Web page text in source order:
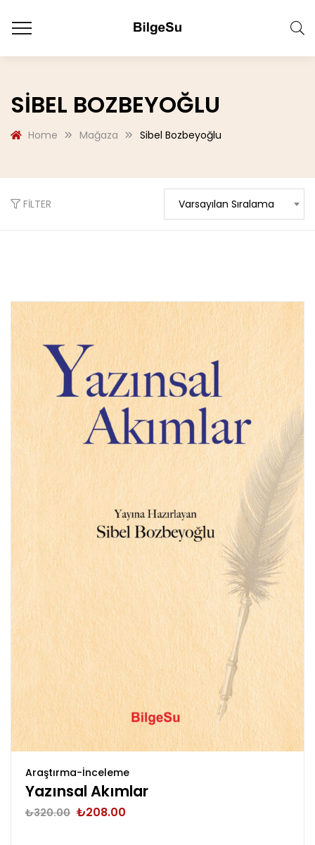
SIBEL BOZBEYOĞLU
Home Mağaza Sibel Bozbeyoğlu
FILTER Varsayılan Sıralama
Araştırma-İnceleme
Yazınsal Akımlar
₺320.00 ₺208.00